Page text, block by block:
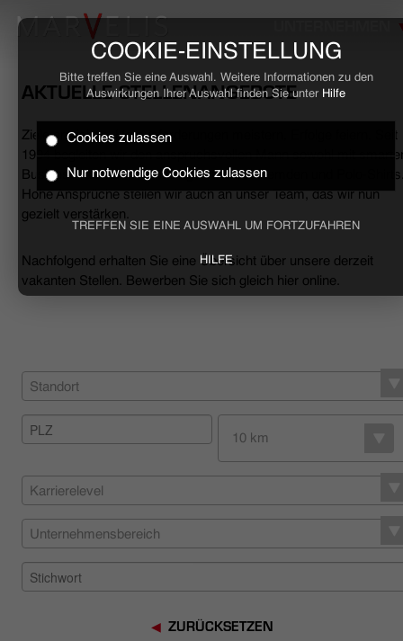
COOKIE-EINSTELLUNG
Bitte treffen Sie eine Auswahl. Weitere Informationen zu den
Auswirkungen Ihrer Auswahl finden Sie unter Hilfe
Cookies zulassen
Nur notwendige Cookies zulassen
TREFFEN SIE EINE AUSWAHL UM FORTZUFAHREN
HILFE
HOME
BUSINESS
UNTERNEHMEN
NACHHALTIGKEIT
HÄNDLERSUCHE
AKTUELLE STELLENANGEBOTE
Ziele erreichen, Herausforderungen meistern, Erfolge feiern. Seit
1994 begleiten wir den anspruchsvollen Mann sowohl mit
Business- als auch mit lässigen Casual-Hemden und Polo-
Hohe Ansprüche stellen wir auch an unser Team, das wir nun
gezielt verstärken.
Nachfolgend erhalten Sie eine Übersicht über unsere derzeit
vakanten Stellen. Bewerben Sie sich gleich hier online.
Standort
10 km
Karrierelevel
Unternehmensbereich
ZURÜCKSETZEN